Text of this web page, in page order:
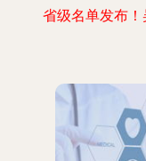
省级名单发布